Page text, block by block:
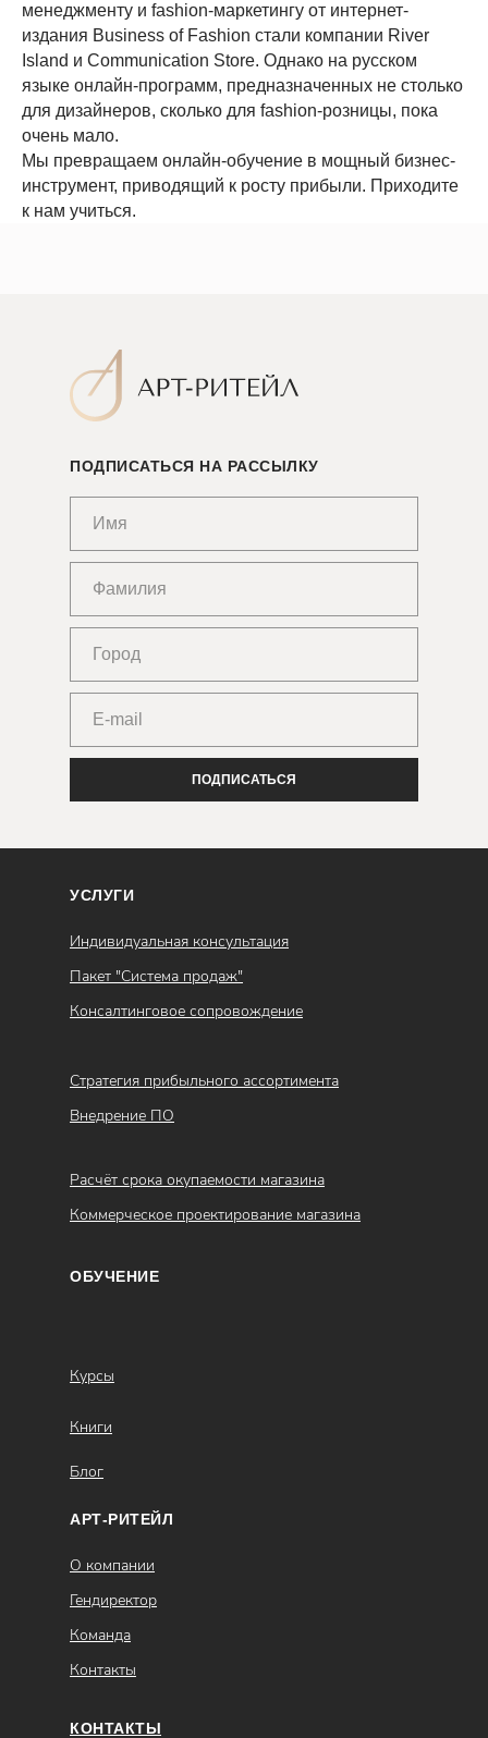
менеджменту и fashion-маркетингу от интернет-
издания Business of Fashion стали компании River
Island и Communication Store. Однако на русском
языке онлайн-программ, предназначенных не столько
для дизайнеров, сколько для fashion-розницы, пока
очень мало.
Мы превращаем онлайн-обучение в мощный бизнес-
инструмент, приводящий к росту прибыли. Приходите
к нам учиться.
ПОДПИСАТЬСЯ НА РАССЫЛКУ
ПОДПИСАТЬСЯ
КОНТАКТЫ
АРТ-РИТЕЙЛ
ОБУЧЕНИЕ
УСЛУГИ
Команда
Консалтинговое сопровождение
Контакты
Книги
Блог
Стратегия прибыльного ассортимента
Расчёт срока окупаемости магазина
Внедрение ПО
О компании
Индивидуальная консультация
Гендиректор
Курсы
Пакет "Система продаж"
Коммерческое проектирование магазина